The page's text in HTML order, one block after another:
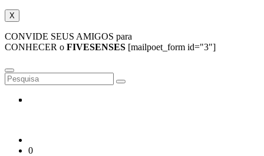
X
CONVIDE SEUS AMIGOS para
CONHECER o FIVESENSES [mailpoet_form id="3"]
0